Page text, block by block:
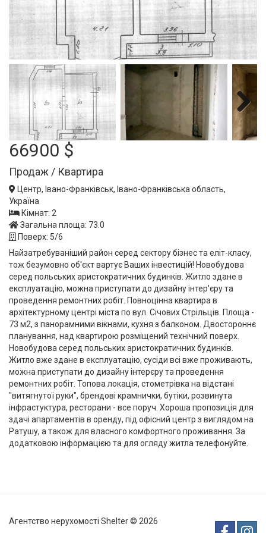
Next
66900 $
Продаж / Квартира
Центр, Івано-Франківськ, Івано-Франківська область,
Україна
Кімнат: 2
Загальна площа: 73.0
Поверх: 5/6
Найзатребуваніший район серед сектору бізнес та еліт-класу,
тож безумовно об'єкт вартує Ваших інвестицій! Новобудова
серед польських аристократичних будинків. Житло здане в
експлуатацію, можна приступати до дизайну інтер'єру та
проведення ремонтних робіт. Повноцінна квартира в
архітектурному центрі міста по вул. Січових Стрільців. Площа -
73 м2, з панорамними вікнами, кухня з балконом. Двостороннє
планування, над квартирою розміщений технічний поверх.
Новобудова серед польських аристократичних будинків.
Житло вже здане в експлуатацію, сусіди всі вже проживають,
можна приступати до дизайну інтерєру та проведення
ремонтних робіт. Топова локація, стометрівка на відстані
"витягнутої руки", брендові крамнички, бутіки, розвинута
інфрастуктура, ресторани - все поруч. Хороша пропозиція для
здачі апартаментів в оренду, під офісний центр з виглядом на
Ратушу, а також для власного комфортного проживання. За
додатковою інформацією та для огляду житла телефонуйте.
Агентство нерухомості Shelter © 2026